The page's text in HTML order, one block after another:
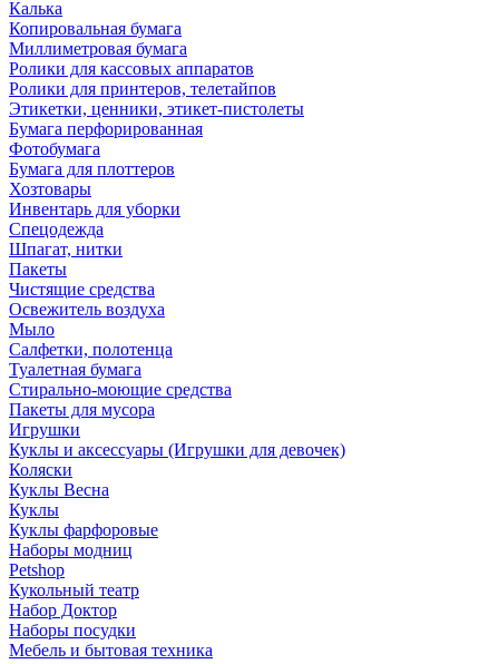
Калька
Копировальная бумага
Миллиметровая бумага
Ролики для кассовых аппаратов
Ролики для принтеров, телетайпов
Этикетки, ценники, этикет-пистолеты
Бумага перфорированная
Фотобумага
Бумага для плоттеров
Хозтовары
Инвентарь для уборки
Спецодежда
Шпагат, нитки
Пакеты
Чистящие средства
Освежитель воздуха
Мыло
Салфетки, полотенца
Туалетная бумага
Стирально-моющие средства
Пакеты для мусора
Игрушки
Куклы и аксессуары (Игрушки для девочек)
Коляски
Куклы Весна
Куклы
Куклы фарфоровые
Наборы модниц
Petshop
Кукольный театр
Набор Доктор
Наборы посудки
Мебель и бытовая техника